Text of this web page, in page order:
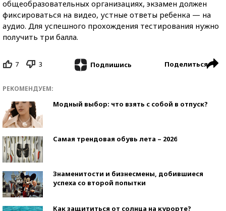
общеобразовательных организациях, экзамен должен
фиксироваться на видео, устные ответы ребенка — на
аудио. Для успешного прохождения тестирования нужно
получить три балла.
7 3 Подпишись Поделиться
РЕКОМЕНДУЕМ:
Модный выбор: что взять с собой в отпуск?
Самая трендовая обувь лета – 2026
Знаменитости и бизнесмены, добившиеся
успеха со второй попытки
Как защититься от солнца на курорте?